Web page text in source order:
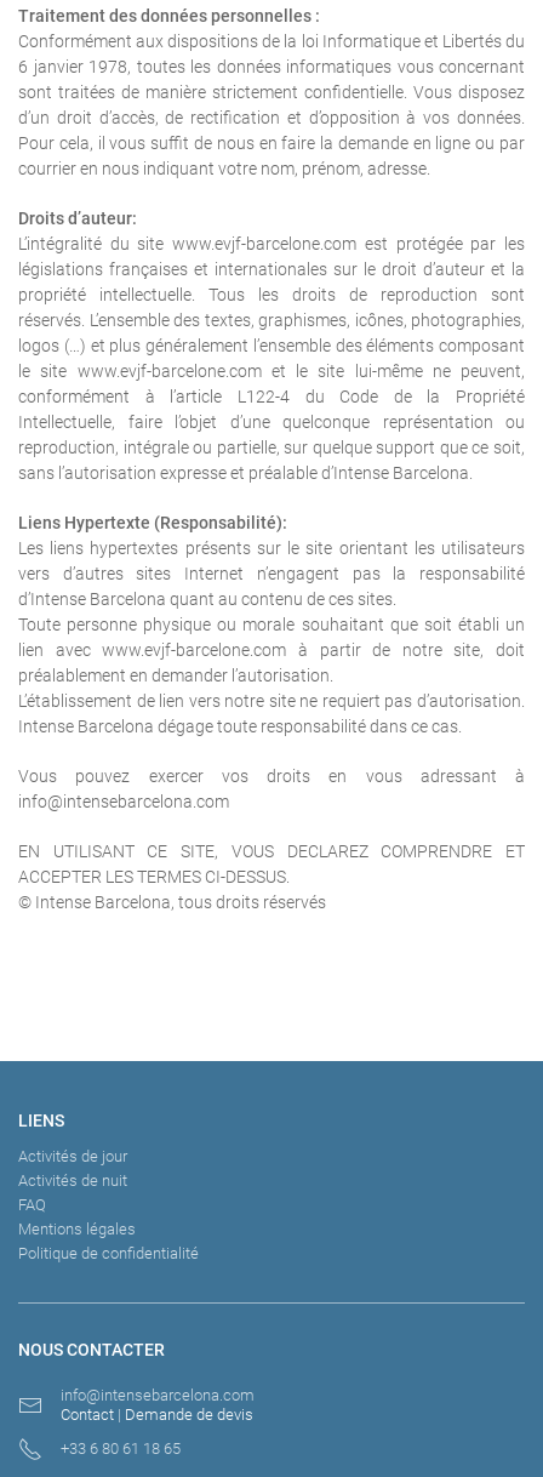
Traitement des données personnelles :
Conformément aux dispositions de la loi Informatique et Libertés du
6 janvier 1978, toutes les données informatiques vous concernant
sont traitées de manière strictement confidentielle. Vous disposez
d’un droit d’accès, de rectification et d’opposition à vos données.
Pour cela, il vous suffit de nous en faire la demande en ligne ou par
courrier en nous indiquant votre nom, prénom, adresse.
Droits d’auteur:
L’intégralité du site www.evjf-barcelone.com est protégée par les
législations françaises et internationales sur le droit d’auteur et la
propriété intellectuelle. Tous les droits de reproduction sont
réservés. L’ensemble des textes, graphismes, icônes, photographies,
logos (…) et plus généralement l’ensemble des éléments composant
le site www.evjf-barcelone.com et le site lui-même ne peuvent,
conformément à l’article L122-4 du Code de la Propriété
Intellectuelle, faire l’objet d’une quelconque représentation ou
reproduction, intégrale ou partielle, sur quelque support que ce soit,
sans l’autorisation expresse et préalable d’Intense Barcelona.
Liens Hypertexte (Responsabilité):
Les liens hypertextes présents sur le site orientant les utilisateurs
vers d’autres sites Internet n’engagent pas la responsabilité
d’Intense Barcelona quant au contenu de ces sites.
Toute personne physique ou morale souhaitant que soit établi un
lien avec www.evjf-barcelone.com à partir de notre site, doit
préalablement en demander l’autorisation.
L’établissement de lien vers notre site ne requiert pas d’autorisation.
Intense Barcelona dégage toute responsabilité dans ce cas.
Vous pouvez exercer vos droits en vous adressant à
info@intensebarcelona.com
EN UTILISANT CE SITE, VOUS DECLAREZ COMPRENDRE ET
ACCEPTER LES TERMES CI-DESSUS.
© Intense Barcelona, tous droits réservés
NOUS CONTACTER
info@intensebarcelona.com
Contact | Demande de devis
+33 6 80 61 18 65
LIENS
Activités de jour
Activités de nuit
FAQ
Mentions légales
Politique de confidentialité